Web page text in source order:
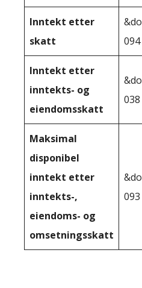
Inntekt etter
skatt
094
Inntekt etter
inntekts- og
eiendomsskatt
038
Maksimal
disponibel
inntekt etter
inntekts-,
eiendoms- og
omsetningsskatt
093